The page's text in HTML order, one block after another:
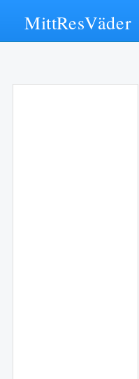
MittResVäder